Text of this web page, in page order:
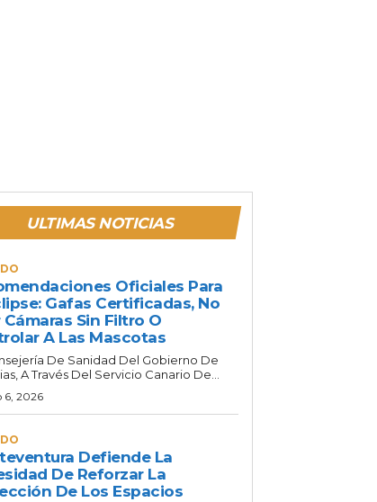
ULTIMAS NOTICIAS
Oficiales Para
Gafas Certificadas, No
Cámaras Sin Filtro O
A Las Mascotas
De Sanidad Del Gobierno De
A Través Del Servicio Canario De...
6, 2026
Defiende La
De Reforzar La
De Los Espacios